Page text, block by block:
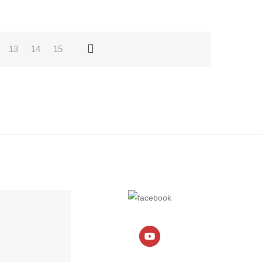
13 14 15